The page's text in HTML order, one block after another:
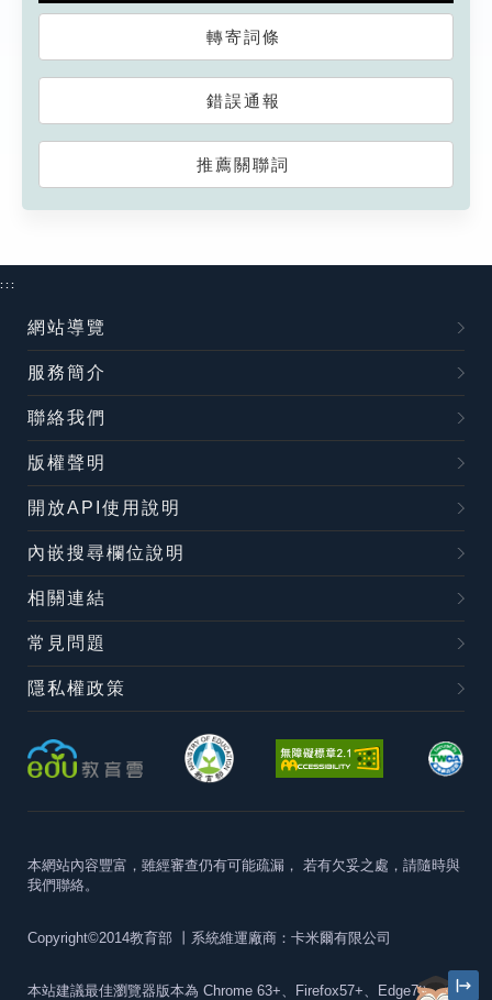
轉寄詞條
錯誤通報
推薦關聯詞
:::
網站導覽
服務簡介
聯絡我們
版權聲明
開放API使用說明
內嵌搜尋欄位說明
相關連結
常見問題
隱私權政策
本網站內容豐富，雖經審查仍有可能疏漏， 若有欠妥之處，請隨時與
我們聯絡。
Copyright©2014教育部 丨系統維運廠商：卡米爾有限公司
本站建議最佳瀏覽器版本為 Chrome 63+、Firefox57+、Edge79+及